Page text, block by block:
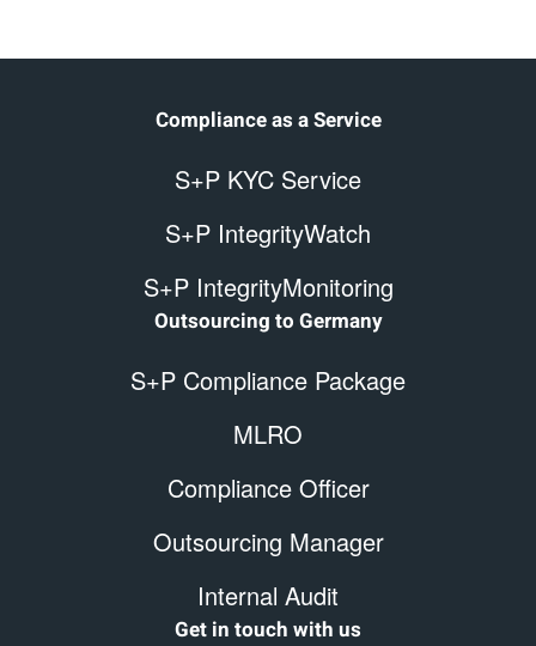
Compliance as a Service
S+P KYC Service
S+P IntegrityWatch
S+P IntegrityMonitoring
Outsourcing to Germany
S+P Compliance Package
MLRO
Compliance Officer
Outsourcing Manager
Internal Audit
Get in touch with us